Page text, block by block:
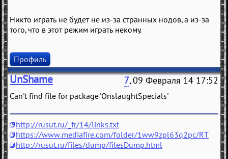
Никто играть не будет не из-за странных нодов, а из-за
того, что в этот режим играть некому.
Профиль
UnShame 7, 09 Февраля 14 17:52
Can't find file for package 'OnslaughtSpecials'
http://rusut.ru/_fr/14/links.txt
https://www.mediafire.com/folder/1ww9zpl63q2pc/RT
http://rusut.ru/files/dump/filesDump.html